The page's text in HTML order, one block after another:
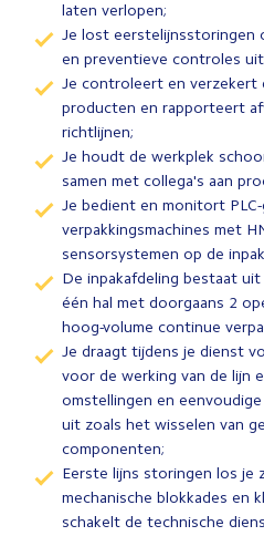
laten verlopen;
Je lost eerstelijnsstoringen
en preventieve controles
Je controleert en verzekert
producten en rapporteert
richtlijnen;
Je houdt de werkplek
samen met collega's aan
Je bedient en monitort
verpakkingsmachines met
sensorsystemen op de
De inpakafdeling bestaat
één hal met doorgaans 2
hoog-volume continue
Je draagt tijdens je dienst
voor de werking van de lijn
omstellingen en
uit zoals het wisselen van
componenten;
Eerste lijns storingen los je
mechanische blokkades en
schakelt de technische